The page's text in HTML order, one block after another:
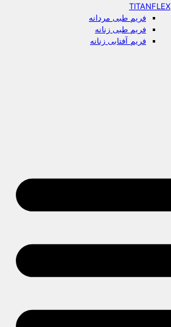
TITANFLEX
فریم طبی مردانه
فریم طبی زنانه
فریم آفتابی زنانه